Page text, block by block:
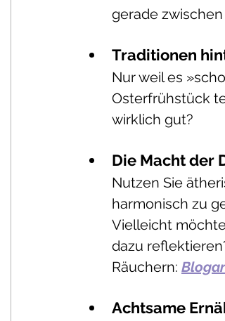
gerade
Traditionen
Nur weil es
Osterfrühstück
wirklich gut?
Die Macht der
Nutzen Sie
harmonisch zu
Vielleicht
dazu
Räuchern:
Achtsame